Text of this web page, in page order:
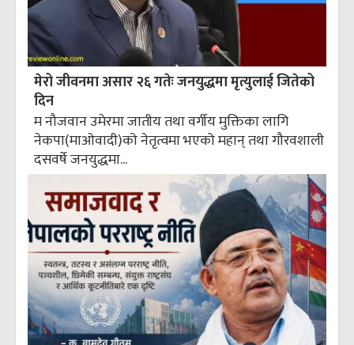
मेरो जीवनमा असार २६ गतेः जनयुद्धमा मृत्युलाई जितेको
दिन
म नौजवान उमेरमा जातीय तथा वर्गीय मुक्तिका लागि
नेकपा(माओवादी)को नेतृत्वमा भएको महान् तथा गौरवशाली
दसवर्षे जनयुद्धमा...